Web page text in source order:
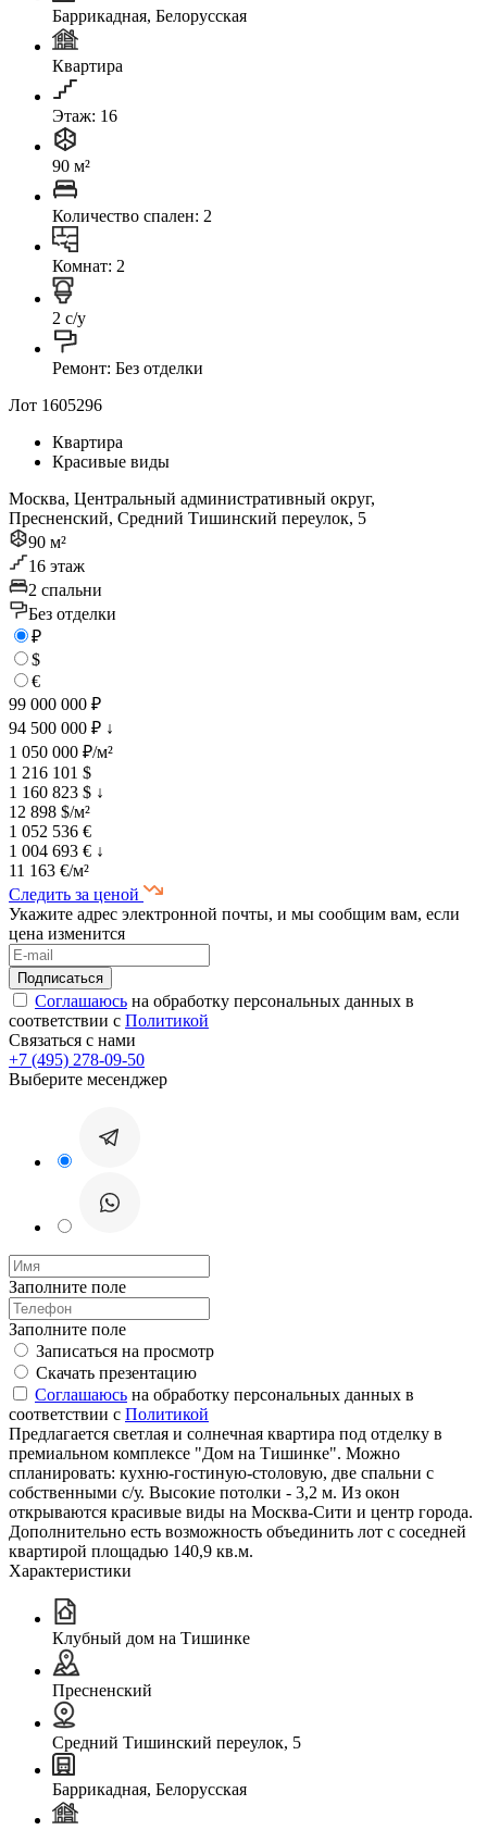
Баррикадная, Белорусская
Квартира
Этаж: 16
90 м²
Количество спален: 2
Комнат: 2
2 с/у
Ремонт: Без отделки
Лот 1605296
Квартира
Красивые виды
Москва, Центральный административный округ,
Пресненский, Средний Тишинский переулок, 5
90 м²
16 этаж
2 спальни
Без отделки
₽
$
€
99 000 000 ₽
94 500 000 ₽ ↓
1 050 000 ₽/м²
1 216 101 $
1 160 823 $ ↓
12 898 $/м²
1 052 536 €
1 004 693 € ↓
11 163 €/м²
Следить за ценой
Укажите адрес электронной почты, и мы сообщим вам, если
цена изменится
Соглашаюсь на обработку персональных данных в
соответствии с Политикой
Связаться с нами
+7 (495) 278-09-50
Выберите месенджер
Заполните поле
Заполните поле
Записаться на просмотр
Скачать презентацию
Соглашаюсь на обработку персональных данных в
соответствии с Политикой
Предлагается светлая и солнечная квартира под отделку в
премиальном комплексе "Дом на Тишинке". Можно
спланировать: кухню-гостиную-столовую, две спальни с
собственными с/у. Высокие потолки - 3,2 м. Из окон
открываются красивые виды на Москва-Сити и центр города.
Дополнительно есть возможность объединить лот с соседней
квартирой площадью 140,9 кв.м.
Характеристики
Клубный дом на Тишинке
Пресненский
Средний Тишинский переулок, 5
Баррикадная, Белорусская